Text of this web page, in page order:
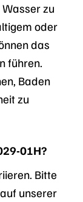
zu
oder
das
führen.
Baden
zu
01H?
Bitte
unserer